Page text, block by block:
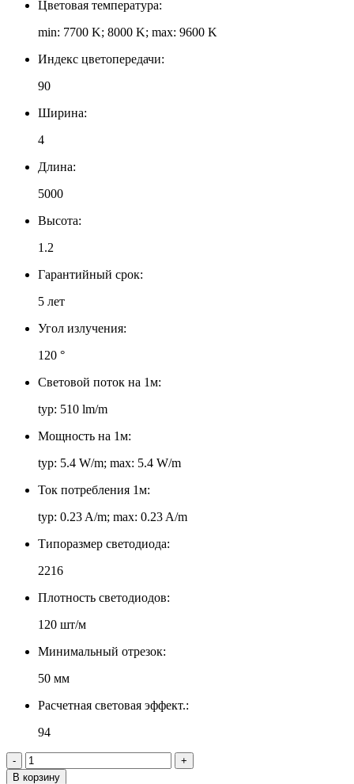
Цветовая температура:
min: 7700 K; 8000 K; max: 9600 K
Индекс цветопередачи:
90
Ширина:
4
Длина:
5000
Высота:
1.2
Гарантийный срок:
5 лет
Угол излучения:
120 °
Световой поток на 1м:
typ: 510 lm/m
Мощность на 1м:
typ: 5.4 W/m; max: 5.4 W/m
Ток потребления 1м:
typ: 0.23 A/m; max: 0.23 A/m
Типоразмер светодиода:
2216
Плотность светодиодов:
120 шт/м
Минимальный отрезок:
50 мм
Расчетная световая эффект.:
94
-
+
В корзину